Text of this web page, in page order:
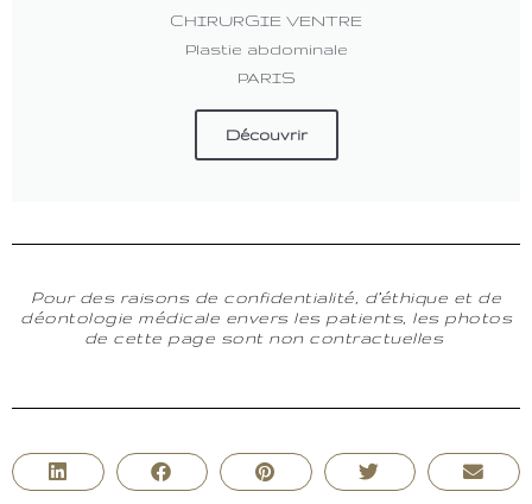
CHIRURGIE VENTRE
Plastie abdominale
PARIS
Découvrir
Pour des raisons de confidentialité, d’éthique et de
déontologie médicale envers les patients, les photos
de cette page sont non contractuelles